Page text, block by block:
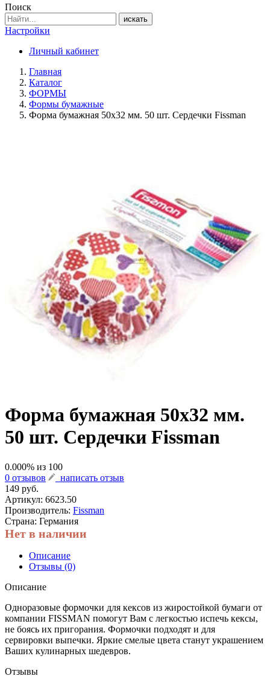
Поиск
искать
Настройки
Личный кабинет
Главная
Каталог
ФОРМЫ
Формы бумажные
Форма бумажная 50х32 мм. 50 шт. Сердечки Fissman
Форма бумажная 50х32 мм.
50 шт. Сердечки Fissman
0.000% из 100
0 отзывов
написать отзыв
149 руб.
Артикул: 6623.50
Производитель: Fissman
Страна: Германия
Нет в наличии
Описание
Отзывы (0)
Описание
Одноразовые формочки для кексов из жиростойкой бумаги от
компании FISSMAN помогут Вам с легкостью испечь кексы,
не боясь их пригорания. Формочки подходят и для
сервировки выпечки. Яркие смелые цвета станут украшением
Ваших кулинарных шедевров.
Отзывы